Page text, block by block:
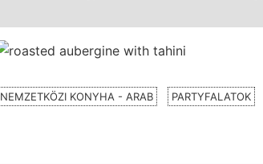
NEMZETKÖZI KONYHA - ARAB PARTYFALATOK